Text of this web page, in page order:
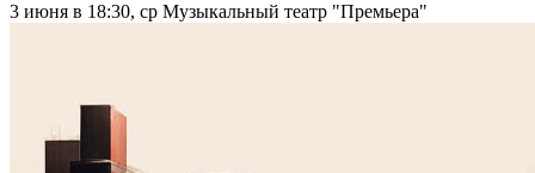
3 июня в 18:30, ср Музыкальный театр "Премьера"